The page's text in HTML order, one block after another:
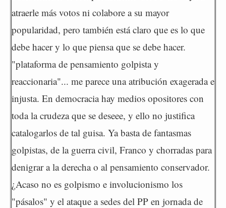
atraerle más votos ni colabore a su mayor
popularidad, pero también está claro que es lo que
debe hacer y lo que piensa que se debe hacer.
"plataforma de pensamiento golpista y
reaccionaria"... me parece una atribución exagerada e
injusta. En democracia hay medios opositores con
toda la crudeza que se deseee, y ello no justifica
catalogarlos de tal guisa. Ya basta de fantasmas
golpistas, de la guerra civil, Franco y chorradas para
denigrar a la derecha o al pensamiento conservador.
¿Acaso no es golpismo e involucionismo los
"pásalos" y el ataque a sedes del PP en jornada de